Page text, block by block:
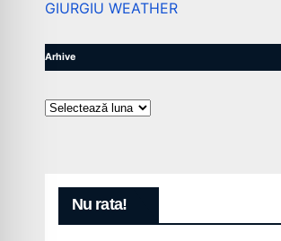
GIURGIU WEATHER
Arhive
Arhive
Nu rata!